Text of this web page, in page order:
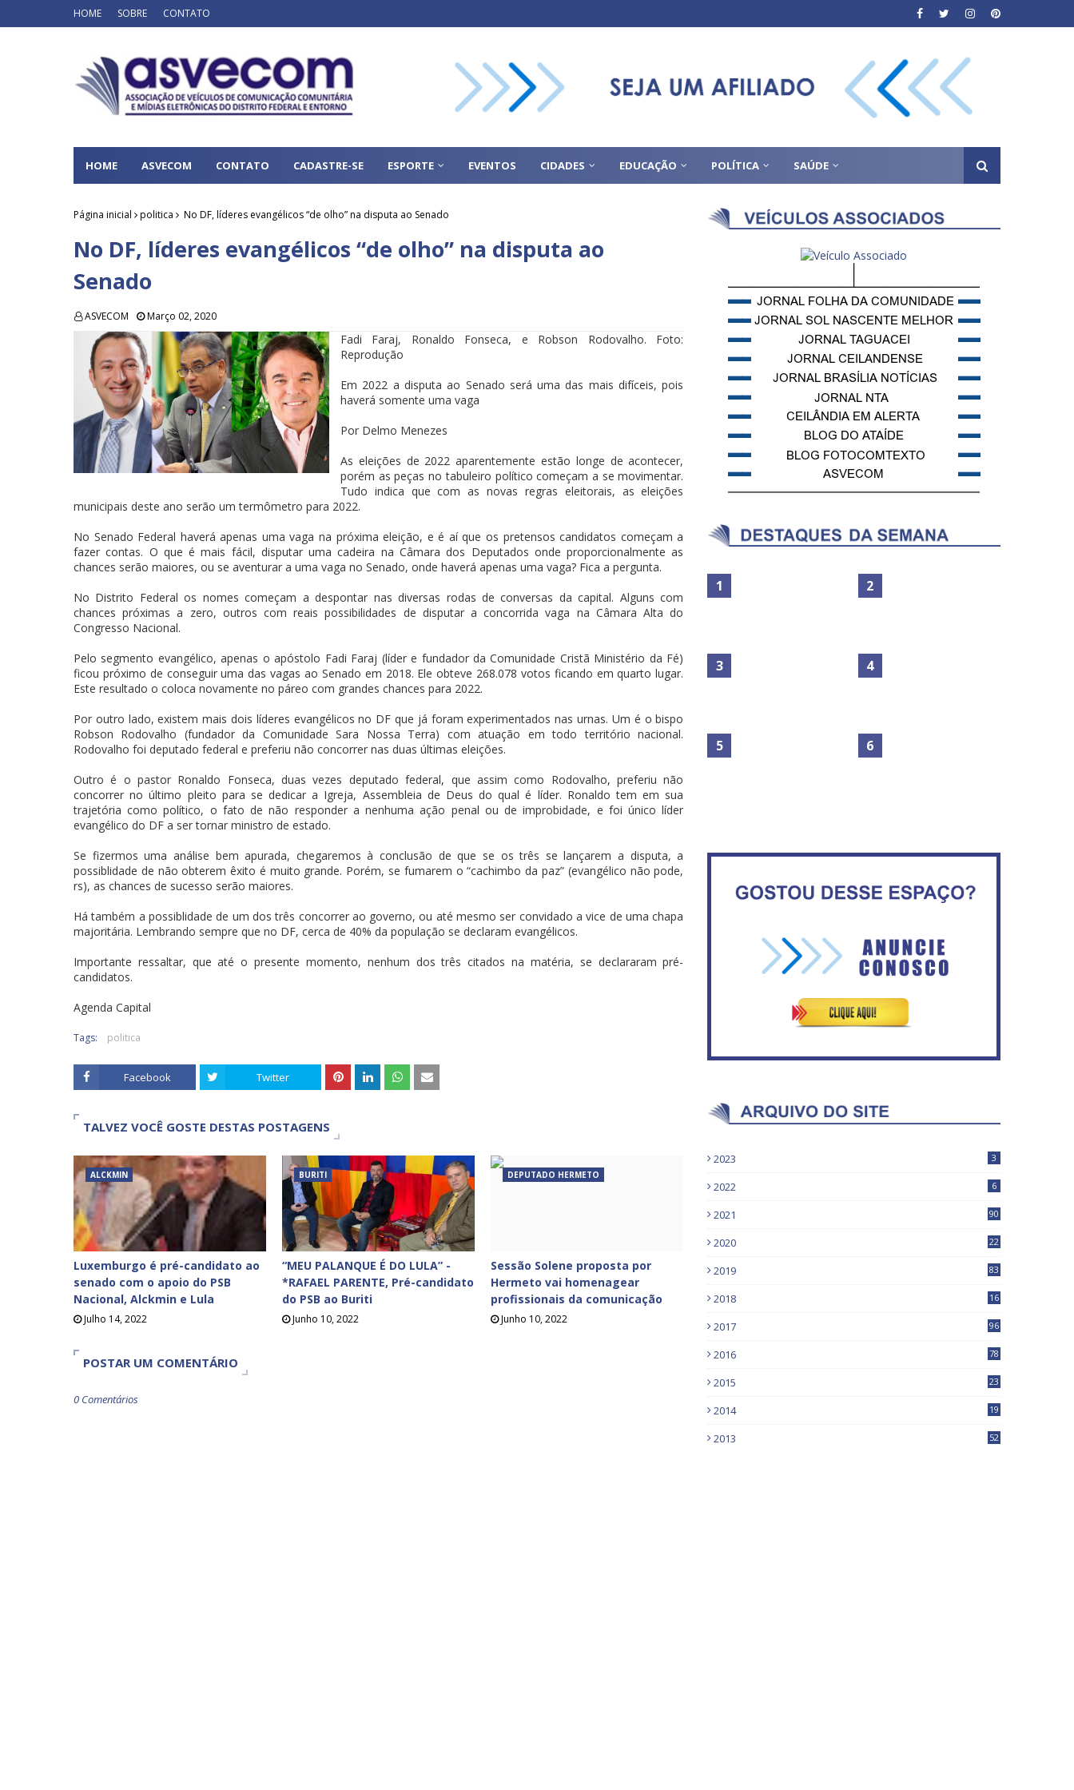
HOME SOBRE CONTATO
HOME ASVECOM CONTATO CADASTRE-SE ESPORTE EVENTOS CIDADES EDUCAÇÃO POLÍTICA SAÚDE
Página inicial politica No DF, líderes evangélicos “de olho” na disputa ao Senado
No DF, líderes evangélicos “de olho” na disputa ao
Senado
ASVECOM Março 02, 2020
Fadi Faraj, Ronaldo Fonseca, e Robson Rodovalho. Foto:
Reprodução
Em 2022 a disputa ao Senado será uma das mais difíceis, pois
haverá somente uma vaga
Por Delmo Menezes
As eleições de 2022 aparentemente estão longe de acontecer,
porém as peças no tabuleiro político começam a se movimentar.
Tudo indica que com as novas regras eleitorais, as eleições
municipais deste ano serão um termômetro para 2022.
No Senado Federal haverá apenas uma vaga na próxima eleição, e é aí que os pretensos candidatos começam a
fazer contas. O que é mais fácil, disputar uma cadeira na Câmara dos Deputados onde proporcionalmente as
chances serão maiores, ou se aventurar a uma vaga no Senado, onde haverá apenas uma vaga? Fica a pergunta.
No Distrito Federal os nomes começam a despontar nas diversas rodas de conversas da capital. Alguns com
chances próximas a zero, outros com reais possibilidades de disputar a concorrida vaga na Câmara Alta do
Congresso Nacional.
Pelo segmento evangélico, apenas o apóstolo Fadi Faraj (líder e fundador da Comunidade Cristã Ministério da Fé)
ficou próximo de conseguir uma das vagas ao Senado em 2018. Ele obteve 268.078 votos ficando em quarto lugar.
Este resultado o coloca novamente no páreo com grandes chances para 2022.
Por outro lado, existem mais dois líderes evangélicos no DF que já foram experimentados nas urnas. Um é o bispo
Robson Rodovalho (fundador da Comunidade Sara Nossa Terra) com atuação em todo território nacional.
Rodovalho foi deputado federal e preferiu não concorrer nas duas últimas eleições.
Outro é o pastor Ronaldo Fonseca, duas vezes deputado federal, que assim como Rodovalho, preferiu não
concorrer no último pleito para se dedicar a Igreja, Assembleia de Deus do qual é líder. Ronaldo tem em sua
trajetória como político, o fato de não responder a nenhuma ação penal ou de improbidade, e foi único líder
evangélico do DF a ser tornar ministro de estado.
Se fizermos uma análise bem apurada, chegaremos à conclusão de que se os três se lançarem a disputa, a
possiblidade de não obterem êxito é muito grande. Porém, se fumarem o “cachimbo da paz” (evangélico não pode,
rs), as chances de sucesso serão maiores.
Há também a possiblidade de um dos três concorrer ao governo, ou até mesmo ser convidado a vice de uma chapa
majoritária. Lembrando sempre que no DF, cerca de 40% da população se declaram evangélicos.
Importante ressaltar, que até o presente momento, nenhum dos três citados na matéria, se declararam pré-
candidatos.
Agenda Capital
Tags: politica
Facebook Twitter
TALVEZ VOCÊ GOSTE DESTAS POSTAGENS
ALCKMIN
Luxemburgo é pré-candidato ao
senado com o apoio do PSB
Nacional, Alckmin e Lula
Julho 14, 2022
BURITI
“MEU PALANQUE É DO LULA” -
*RAFAEL PARENTE, Pré-candidato
do PSB ao Buriti
Junho 10, 2022
DEPUTADO HERMETO
Sessão Solene proposta por
Hermeto vai homenagear
profissionais da comunicação
Junho 10, 2022
POSTAR UM COMENTÁRIO
0 Comentários
No Brasil do golpe, 61,5 mi
será sustentada por 52 jatos
disse Bolsonaro sobre
Previdência
2023 3
2022 6
2021 90
2020
22
2019
83
2018
16
2017
96
2016
78
2015 23
2014 19
2013 52